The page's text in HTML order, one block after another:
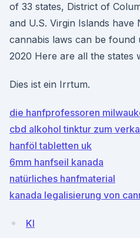
of 33 states, District of
and U.S. Virgin Islands have
cannabis laws can be
2020 Here are all the states
Dies ist ein Irrtum.
die hanfprofessoren
cbd alkohol tinktur zum
hanföl tabletten uk
6mm hanfseil kanada
natürliches hanfmaterial
kanada legalisierung von
Kl